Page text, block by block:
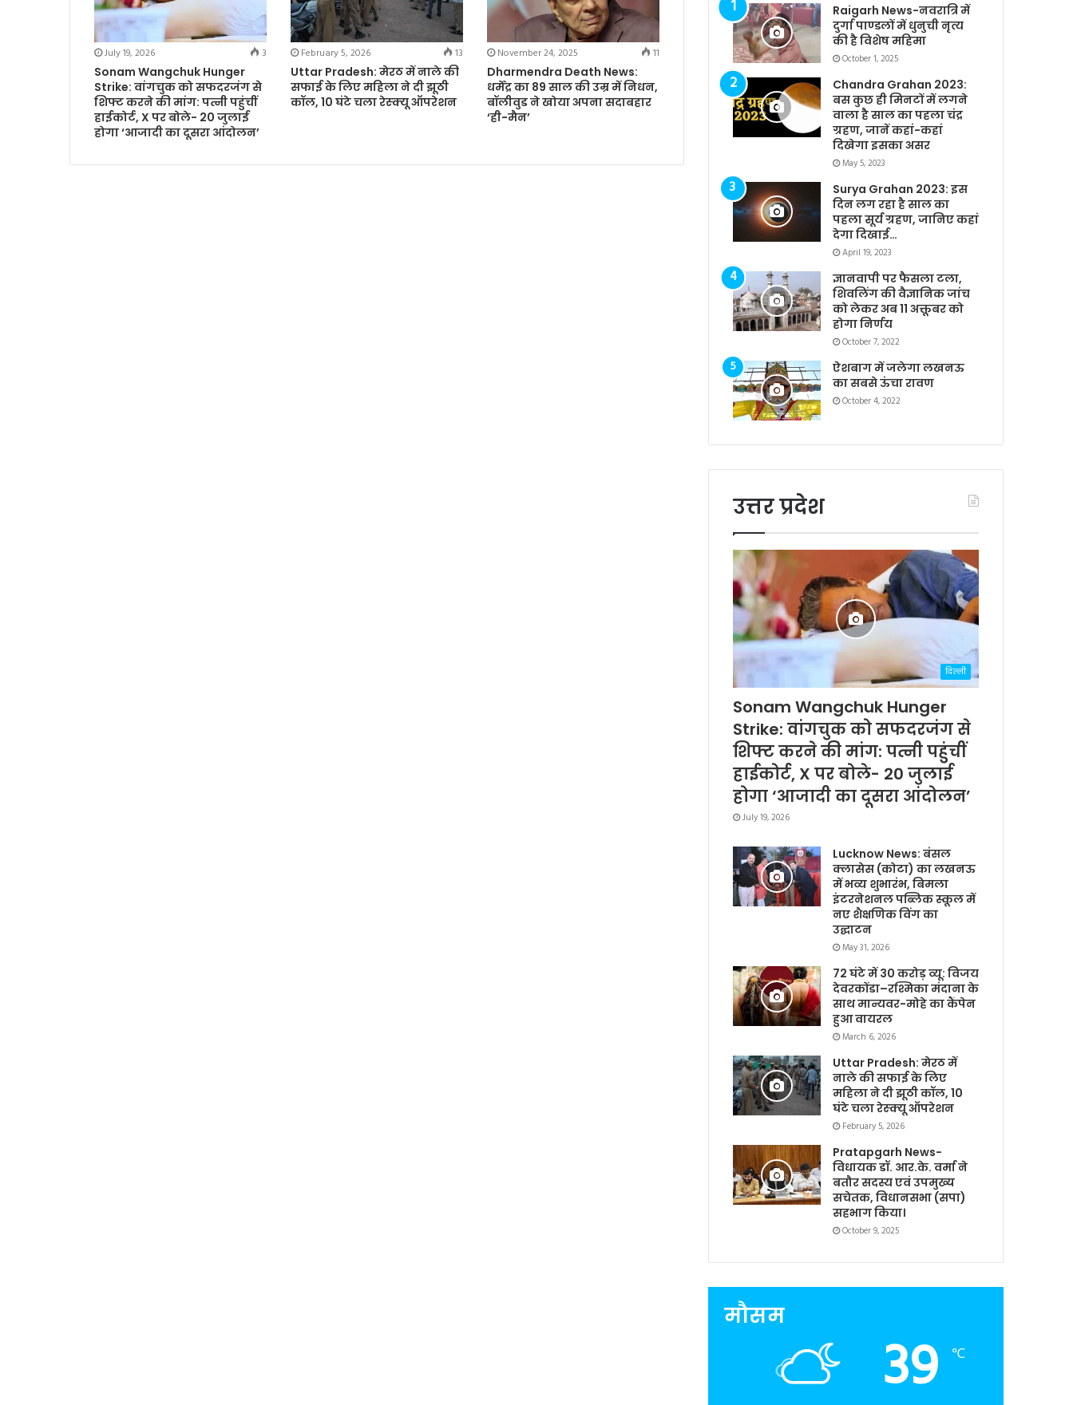
July 19, 2026
3
Sonam Wangchuk Hunger
Strike: वांगचुक को सफदरजंग से
शिफ्ट करने की मांग: पत्नी पहुंचीं
हाईकोर्ट, X पर बोले- 20 जुलाई
होगा ‘आजादी का दूसरा आंदोलन’
February 5, 2026
13
Uttar Pradesh: मेरठ में नाले की
सफाई के लिए महिला ने दी झूठी
कॉल, 10 घंटे चला रेस्क्यू ऑपरेशन
November 24, 2025
11
Dharmendra Death News:
धर्मेंद्र का 89 साल की उम्र में निधन,
बॉलीवुड ने खोया अपना सदाबहार
‘ही-मैन’
Raigarh News-नवरात्रि में
दुर्गा पाण्डलों में धुनुची नृत्य
की है विशेष महिमा
October 1, 2025
Chandra Grahan 2023:
बस कुछ ही मिनटों में लगने
वाला है साल का पहला चंद्र
ग्रहण, जानें कहां-कहां
दिखेगा इसका असर
May 5, 2023
Surya Grahan 2023: इस
दिन लग रहा है साल का
पहला सूर्य ग्रहण, जानिए कहां
देगा दिखाई…
April 19, 2023
ज्ञानवापी पर फैसला टला,
शिवलिंग की वैज्ञानिक जांच
को लेकर अब 11 अक्तूबर को
होगा निर्णय
October 7, 2022
ऐशबाग में जलेगा लखनऊ
का सबसे ऊंचा रावण
October 4, 2022
उत्तर प्रदेश
दिल्ली
Sonam Wangchuk Hunger
Strike: वांगचुक को सफदरजंग से
शिफ्ट करने की मांग: पत्नी पहुंचीं
हाईकोर्ट, X पर बोले- 20 जुलाई
होगा ‘आजादी का दूसरा आंदोलन’
July 19, 2026
Lucknow News: बंसल
क्लासेस (कोटा) का लखनऊ
में भव्य शुभारंभ, बिमला
इंटरनेशनल पब्लिक स्कूल में
नए शैक्षणिक विंग का
उद्घाटन
May 31, 2026
72 घंटे में 30 करोड़ व्यू: विजय
देवरकोंडा–रश्मिका मंदाना के
साथ मान्यवर-मोहे का कैंपेन
हुआ वायरल
March 6, 2026
Uttar Pradesh: मेरठ में
नाले की सफाई के लिए
महिला ने दी झूठी कॉल, 10
घंटे चला रेस्क्यू ऑपरेशन
February 5, 2026
Pratapgarh News-
विधायक डॉ. आर.के. वर्मा ने
बतौर सदस्य एवं उपमुख्य
सचेतक, विधानसभा (सपा)
सहभाग किया।
October 9, 2025
मौसम
39 ℃